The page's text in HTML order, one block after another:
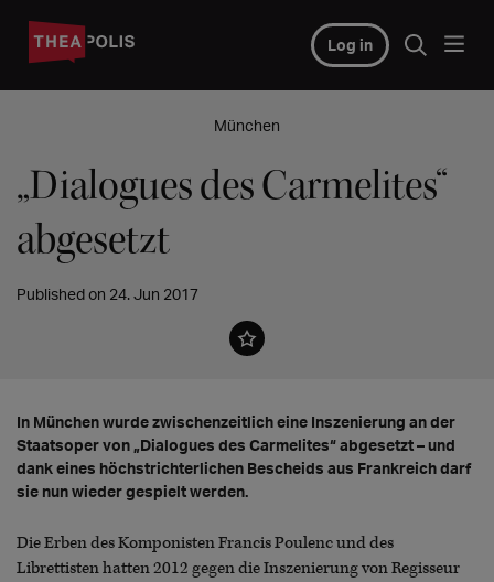
Log in
München
„Dialogues des Carmelites“
abgesetzt
Published on 24. Jun 2017
In München wurde zwischenzeitlich eine Inszenierung an der
Staatsoper von „Dialogues des Carmelites“ abgesetzt – und
dank eines höchstrichterlichen Bescheids aus Frankreich darf
sie nun wieder gespielt werden.
Die Erben des Komponisten Francis Poulenc und des
Librettisten hatten 2012 gegen die Inszenierung von Regisseur